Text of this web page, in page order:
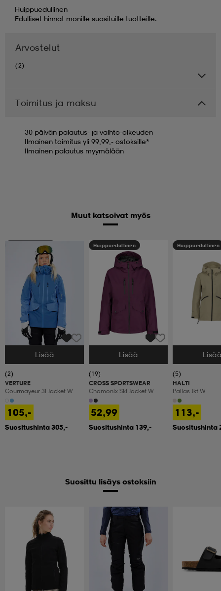
Huippuedullinen
Edulliset hinnat monille suosituille tuotteille.
Arvostelut
(2)
Toimitus ja maksu
30 päivän palautus- ja vaihto-oikeuden
Ilmainen toimitus yli 99,99,- ostoksille*
Ilmainen palautus myymälään
Muut katsoivat myös
Huippuedullinen
Valitse Koko
Lisää
(2)
VERTURE
Courmayeur 3l Jacket W
105,-
Suositushinta 305,-
Huippuedullinen
Valitse Koko
Lisää
(19)
CROSS SPORTSWEAR
Chamonix Ski Jacket W
52,99
Suositushinta 139,-
Huippuedullinen
Valitse Koko
(5)
HALTI
Pallas Jkt W
113,-
Suositushinta
Suosittu lisäys ostoksiin
Huippuedullinen